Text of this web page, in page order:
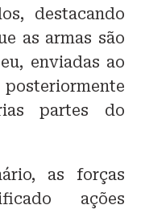
destacando
as armas são
enviadas ao
partes do
as forças
ações